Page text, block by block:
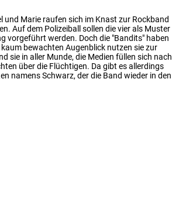
und Marie raufen sich im Knast zur Rockband
Auf dem Polizeiball sollen die vier als Muster
vorgeführt werden. Doch die "Bandits" haben
bewachten Augenblick nutzen sie zur
sie in aller Munde, die Medien füllen sich nach
über die Flüchtigen. Da gibt es allerdings
namens Schwarz, der die Band wieder in den